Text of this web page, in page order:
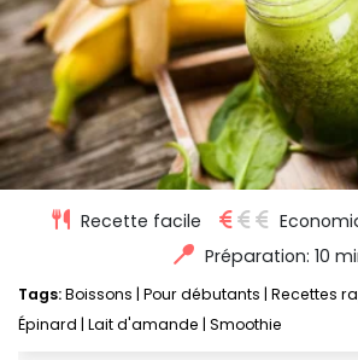
Recette facile
Préparation: 10
Tags:Boissons Pour débutants Recettes
Épinard Lait d'amande Smoothie